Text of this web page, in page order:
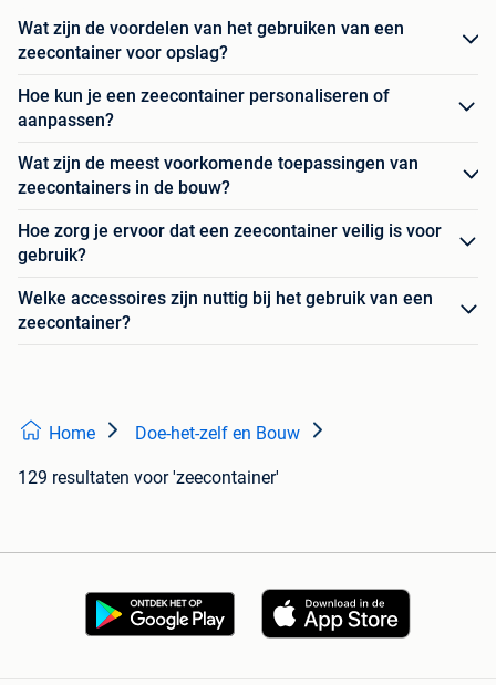
Wat zijn de voordelen van het gebruiken van een
zeecontainer voor opslag?
Hoe kun je een zeecontainer personaliseren of
aanpassen?
Wat zijn de meest voorkomende toepassingen van
zeecontainers in de bouw?
Hoe zorg je ervoor dat een zeecontainer veilig is voor
gebruik?
Welke accessoires zijn nuttig bij het gebruik van een
zeecontainer?
Home Doe-het-zelf en Bouw
129 resultaten voor 'zeecontainer'